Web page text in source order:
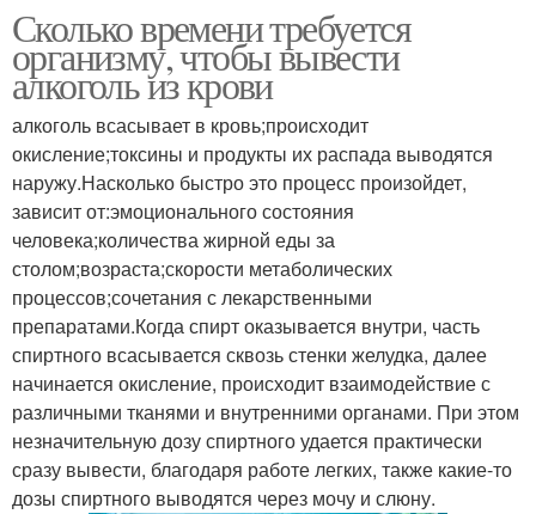
Сколько времени требуется
организму, чтобы вывести
алкоголь из крови
алкоголь всасывает в кровь;происходит
окисление;токсины и продукты их распада выводятся
наружу.Насколько быстро это процесс произойдет,
зависит от:эмоционального состояния
человека;количества жирной еды за
столом;возраста;скорости метаболических
процессов;сочетания с лекарственными
препаратами.Когда спирт оказывается внутри, часть
спиртного всасывается сквозь стенки желудка, далее
начинается окисление, происходит взаимодействие с
различными тканями и внутренними органами. При этом
незначительную дозу спиртного удается практически
сразу вывести, благодаря работе легких, также какие-то
дозы спиртного выводятся через мочу и слюну.